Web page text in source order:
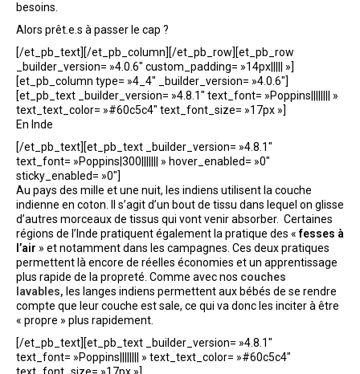
besoins.
Alors prêt.e.s à passer le cap ?
[/et_pb_text][/et_pb_column][/et_pb_row][et_pb_row
_builder_version= »4.0.6″ custom_padding= »14px||||| »]
[et_pb_column type= »4_4″ _builder_version= »4.0.6″]
[et_pb_text _builder_version= »4.8.1″ text_font= »Poppins|||||||| »
text_text_color= »#60c5c4″ text_font_size= »17px »]
En Inde
[/et_pb_text][et_pb_text _builder_version= »4.8.1″
text_font= »Poppins|300||||||| » hover_enabled= »0″
sticky_enabled= »0″]
Au pays des mille et une nuit, les indiens utilisent la couche
indienne en coton. Il s’agit d’un bout de tissu dans lequel on glisse
d’autres morceaux de tissus qui vont venir absorber. Certaines
régions de l’Inde pratiquent également la pratique des «fesses à
l’air » et notamment dans les campagnes. Ces deux pratiques
permettent là encore de réelles économies et un apprentissage
plus rapide de la propreté. Comme avec nos couches
lavables, les langes indiens permettent aux bébés de se rendre
compte que leur couche est sale, ce qui va donc les inciter à être
« propre » plus rapidement.
[/et_pb_text][et_pb_text _builder_version= »4.8.1″
text_font= »Poppins|||||||| » text_text_color= »#60c5c4″